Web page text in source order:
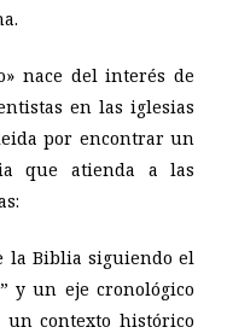
nace del interés de
en las iglesias
por encontrar un
que atienda a las
la Biblia siguiendo el
y un eje cronológico
contexto histórico